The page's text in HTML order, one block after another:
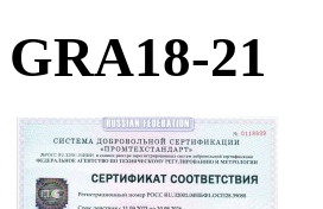
GRA18-21